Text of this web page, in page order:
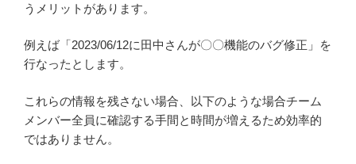
うメリットがあります。
例えば「2023/06/12に田中さんが〇〇機能のバグ修正」を
行なったとします。
これらの情報を残さない場合、以下のような場合チーム
メンバー全員に確認する手間と時間が増えるため効率的
ではありません。